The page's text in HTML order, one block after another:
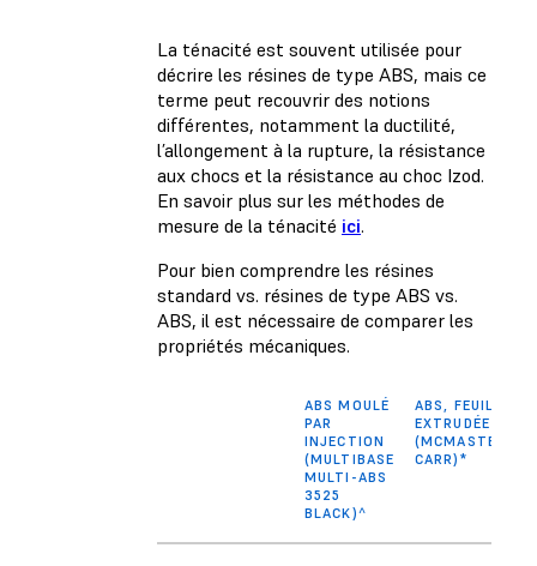
La ténacité est souvent utilisée pour
décrire les résines de type ABS, mais ce
terme peut recouvrir des notions
différentes, notamment la ductilité,
l’allongement à la rupture, la résistance
aux chocs et la résistance au choc Izod.
En savoir plus sur les méthodes de
mesure de la ténacité ici.
Pour bien comprendre les résines
standard vs. résines de type ABS vs.
ABS, il est nécessaire de comparer les
propriétés mécaniques.
ABS MOULÉ
PAR
INJECTION
(MULTIBASE
MULTI-ABS
3525
BLACK)^
ABS, FEUILLE
EXTRUDÉE
(MCMASTER-
CARR)*